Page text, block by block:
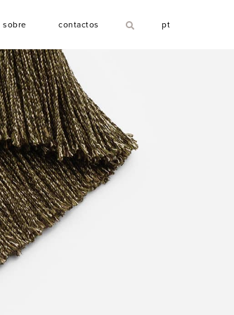
S
sobre C
contactos pt